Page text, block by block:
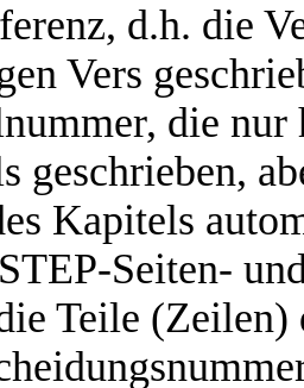
d.h. die
Vers
die nur
geschrieben,
Kapitels
Seiten-
Teile (Zeilen)